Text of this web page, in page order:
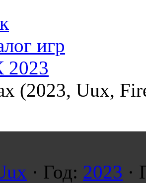
игр
2023
(2023, Uux,
· Год: 2023 ·